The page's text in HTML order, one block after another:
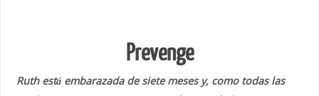
Prevenge
Ruth está embarazada de siete meses y, como todas las